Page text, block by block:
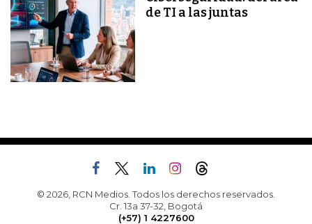
de TI a las juntas
© 2026, RCN Medios. Todos los derechos reservados.
Cr. 13a 37-32, Bogotá
(+57) 1 4227600